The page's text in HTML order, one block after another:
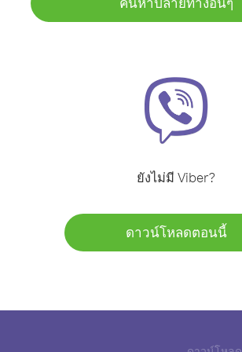
ยังไม่มี Viber?
ดาวน์โหลดตอนนี้